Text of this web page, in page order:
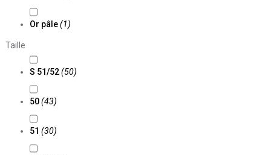
Or pâle(1)
Taille
S 51/52(50)
50(43)
51 (30)